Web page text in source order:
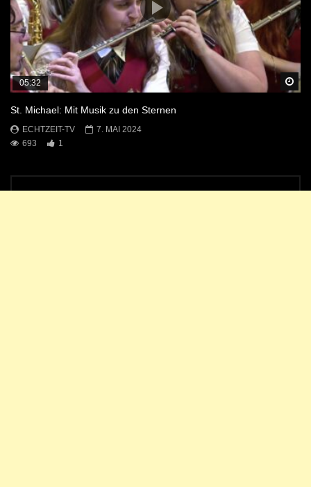
05:32
St. Michael: Mit Musik zu den Sternen
ECHTZEIT-TV
7. MAI 2024
693
1